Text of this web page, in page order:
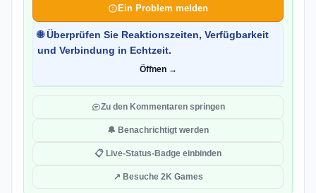
Ein Problem melden
🌐 Überprüfen Sie Reaktionszeiten, Verfügbarkeit
und Verbindung in Echtzeit.
Öffnen →
Zu den Kommentaren springen
🔔 Benachrichtigt werden
📋 Live-Status-Badge einbinden
↗ Besuche 2K Games